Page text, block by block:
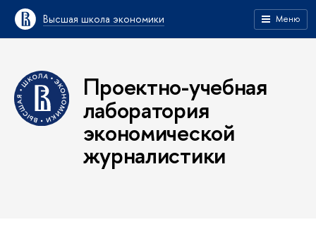
Высшая школа экономики Меню
Проектно-учебная
лаборатория
экономической
журналистики